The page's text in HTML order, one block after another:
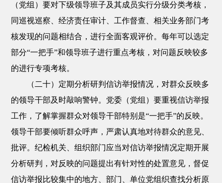
（党组）要对下级领导班子及其成员实行分级分类考核，
同巡视巡察、经济责任审计、工作督查、相关业务部门考
核发现的问题相结合，进行全面客观评价。每年可以选定
部分“一把手”和领导班子进行重点考核，对问题反映较多
的进行专项考核。
（二十）定期分析研判信访举报情况，对群众反映多
的领导干部及时敲响警钟。党委（党组）要重视信访举报
工作，了解掌握群众对领导干部特别是“一把手”的反映。
领导干部要倾听群众呼声，严肃认真地对待群众的意见、
批评。纪检机关、组织部门应当对信访举报情况定期开展
分析研判，对反映的问题提出有针对性的处置意见，督促
信访举报比较集中的地方、部门、单位党组织查找分析原